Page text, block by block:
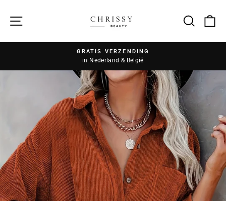
Zoek
GRATIS VERZENDING
in Nederland & België